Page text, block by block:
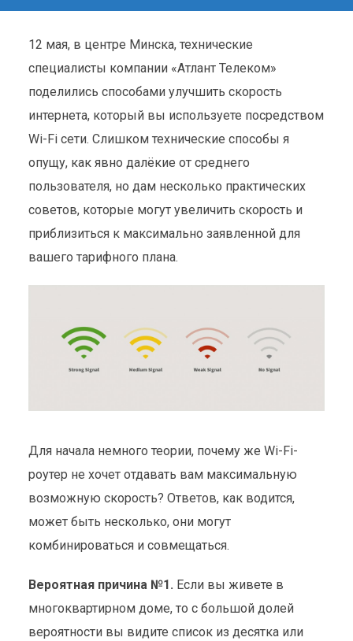
12 мая, в центре Минска, технические
специалисты компании «Атлант Телеком»
поделились способами улучшить скорость
интернета, который вы используете посредством
Wi-Fi сети. Слишком технические способы я
опущу, как явно далёкие от среднего
пользователя, но дам несколько практических
советов, которые могут увеличить скорость и
приблизиться к максимально заявленной для
вашего тарифного плана.
Для начала немного теории, почему же Wi-Fi-
роутер не хочет отдавать вам максимальную
возможную скорость? Ответов, как водится,
может быть несколько, они могут
комбинироваться и совмещаться.
Вероятная причина №1. Если вы живете в
многоквартирном доме, то с большой долей
вероятности вы видите список из десятка или